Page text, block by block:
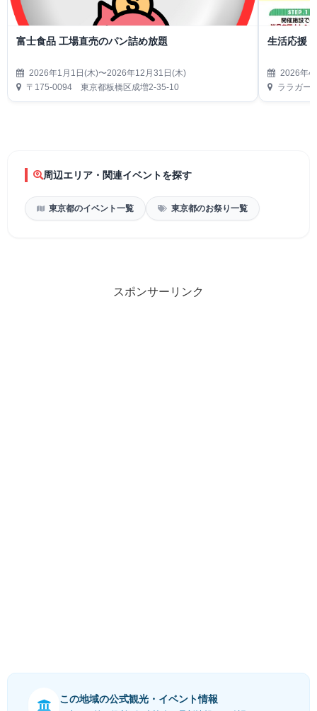
富士食品 工場直売のパン詰め放題
2026年1月1日(木)〜2026年12月31日(木)
〒175-0094 東京都板橋区成増2-35-10
生活応援
2026年4
ララガー
周辺エリア・関連イベントを探す
東京都のイベント一覧 東京都のお祭り一覧
スポンサーリンク
この地域の公式観光・イベント情報